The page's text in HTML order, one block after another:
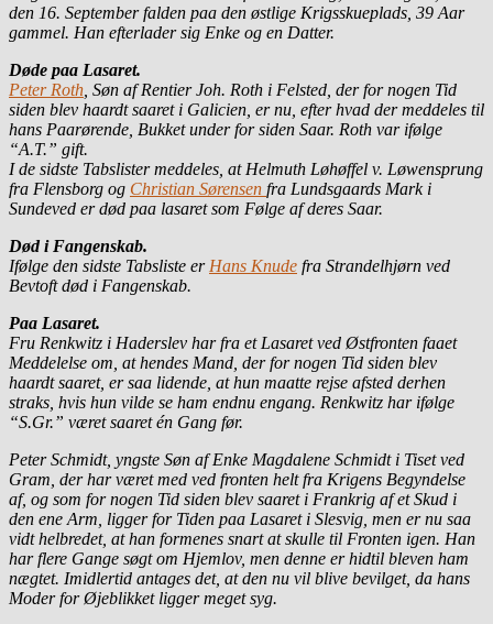
den 16. September falden paa den østlige Krigsskueplads, 39 Aar
gammel. Han efterlader sig Enke og en Datter.
Døde paa Lasaret.
Peter Roth , Søn af Rentier Joh. Roth i Felsted, der for nogen Tid
siden blev haardt saaret i Galicien, er nu, efter hvad der meddeles til
hans Paarørende, Bukket under for siden Saar. Roth var ifølge
“A.T.” gift.
I de sidste Tabslister meddeles, at Helmuth Løhøffel v. Løwensprung
fra Flensborg og Christian Sørensen fra Lundsgaards Mark i
Sundeved er død paa lasaret som Følge af deres Saar.
Død i Fangenskab.
Ifølge den sidste Tabsliste er Hans Knude fra Strandelhjørn ved
Bevtoft død i Fangenskab.
Paa Lasaret.
Fru Renkwitz i Haderslev har fra et Lasaret ved Østfronten faaet
Meddelelse om, at hendes Mand, der for nogen Tid siden blev
haardt saaret, er saa lidende, at hun maatte rejse afsted derhen
straks, hvis hun vilde se ham endnu engang. Renkwitz har ifølge
“S.Gr.” været saaret én Gang før.
Peter Schmidt, yngste Søn af Enke Magdalene Schmidt i Tiset ved
Gram, der har været med ved fronten helt fra Krigens Begyndelse
af, og som for nogen Tid siden blev saaret i Frankrig af et Skud i
den ene Arm, ligger for Tiden paa Lasaret i Slesvig, men er nu saa
vidt helbredet, at han formenes snart at skulle til Fronten igen. Han
har flere Gange søgt om Hjemlov, men denne er hidtil bleven ham
nægtet. Imidlertid antages det, at den nu vil blive bevilget, da hans
Moder for Øjeblikket ligger meget syg.